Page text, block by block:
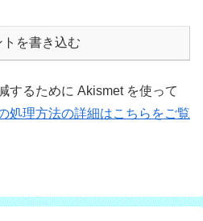
トを書き込む
するために Akismet を使って
処理方法の詳細はこちらをご覧